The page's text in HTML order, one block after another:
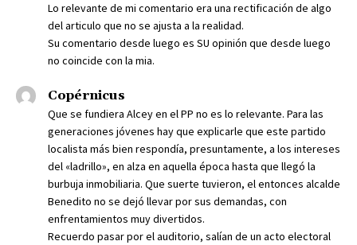
Lo relevante de mi comentario era una rectificación de algo
del articulo que no se ajusta a la realidad.
Su comentario desde luego es SU opinión que desde luego
no coincide con la mia.
Copérnicus
Que se fundiera Alcey en el PP no es lo relevante. Para las
generaciones jóvenes hay que explicarle que este partido
localista más bien respondía, presuntamente, a los intereses
del «ladrillo», en alza en aquella época hasta que llegó la
burbuja inmobiliaria. Que suerte tuvieron, el entonces alcalde
Benedito no se dejó llevar por sus demandas, con
enfrentamientos muy divertidos.
Recuerdo pasar por el auditorio, salían de un acto electoral